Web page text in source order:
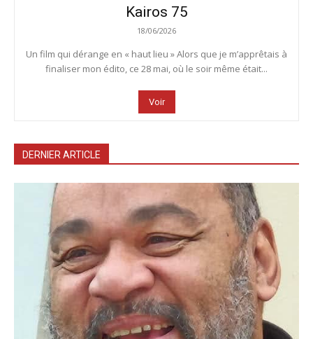
Kairos 75
18/06/2026
Un film qui dérange en « haut lieu » Alors que je m’apprêtais à
finaliser mon édito, ce 28 mai, où le soir même était...
Voir
DERNIER ARTICLE